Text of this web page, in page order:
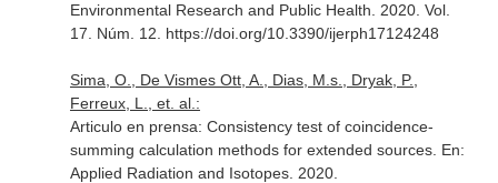
Environmental Research and Public Health . 2020. Vol.
17. Núm. 12. https://doi.org/10.3390/ijerph17124248
Sima, O., De Vismes Ott, A., Dias, M.s., Dryak, P.,
Ferreux, L., et. al.:
Articulo en prensa: Consistency test of coincidence-
summing calculation methods for extended sources. En:
Applied Radiation and Isotopes. 2020.